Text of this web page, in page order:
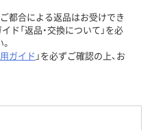
都合による返品はお受けでき
ド「返品・交換について」を必
ガイド 」を必ずご確認の上、お